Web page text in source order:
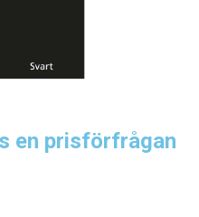
en prisförfrågan